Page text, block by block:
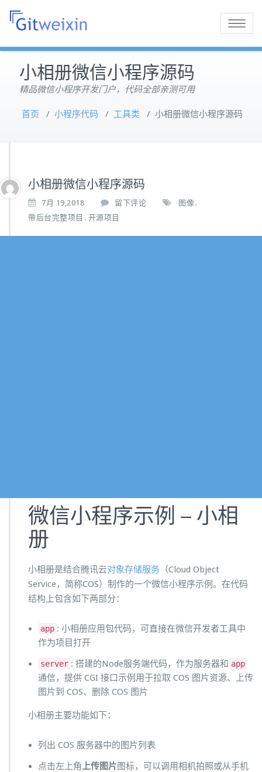
Toggle
小相册微信小程序源码
精品微信小程序开发门户，代码全部亲测可用
首页 / 小程序代码 / 工具类 / 小相册微信小程序源码
小相册微信小程序源码
7月 19,2018 留下评论 图像 ,
带后台完整项目 , 开源项目
微信小程序示例 – 小相
册
小相册是结合腾讯云对象存储服务 （Cloud Object
Service，简称COS）制作的一个微信小程序示例。在代码
结构上包含如下两部分：
app : 小相册应用包代码，可直接在微信开发者工具中
作为项目打开
server : 搭建的Node服务端代码，作为服务器和 app
通信，提供 CGI 接口示例用于拉取 COS 图片资源、上传
图片到 COS、删除 COS 图片
小相册主要功能如下：
列出 COS 服务器中的图片列表
点击左上角上传图片图标，可以调用相机拍照或从手机